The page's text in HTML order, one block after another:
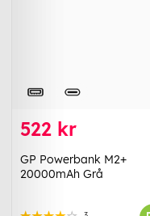
522 kr
GP Powerbank M2+
20000mAh Grå